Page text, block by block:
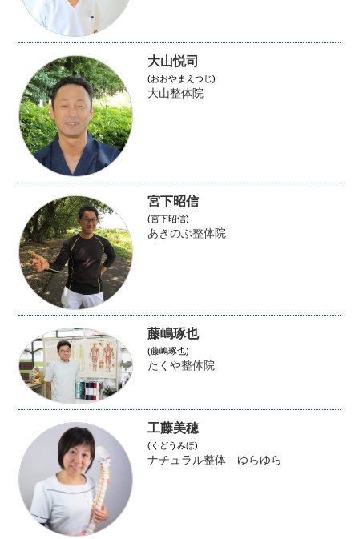
大山悦司
(おおやまえつじ)
大山整体院
宮下昭信
(宮下昭信)
あきのぶ整体院
藤嶋琢也
(藤嶋琢也)
たくや整体院
工藤美穂
(くどうみほ)
ナチュラル整体 ゆらゆら